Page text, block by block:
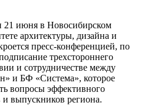
21 июня в Новосибирском
архитектуры, дизайна и
пресс-конференцией, по
трехстороннего
и сотрудничестве между
и БФ «Система», которое
вопросы эффективного
и выпускников региона.